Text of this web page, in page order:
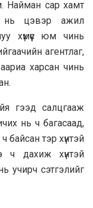
Найман сар хамт
нь цэвэр ажил
хүмүүс юм чинь
агентлаг,
харсан чинь
гээд салцгааж
нь ч багасаад,
байсан тэр хүнтэй
ч дахиж хүнтэй
учирч сэтгэлийг